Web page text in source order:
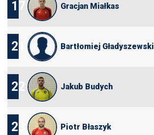
17 Gracjan Miałkas
21 Bartłomiej Gładyszewski
22 Jakub Budych
23 Piotr Błaszyk